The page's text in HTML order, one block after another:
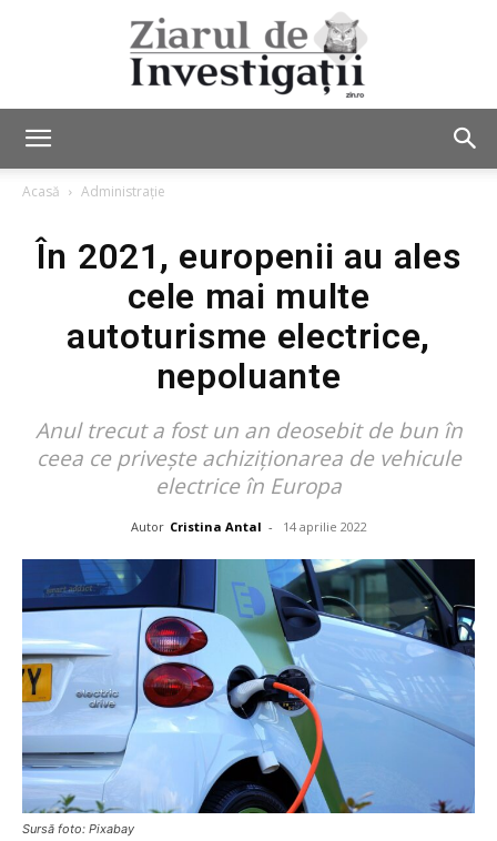
de
Acasă Administrație
În 2021, europenii au ales
cele mai multe
autoturisme electrice,
nepoluante
Anul trecut a fost un an deosebit de bun în
ceea ce privește achiziționarea de vehicule
electrice în Europa
Autor Cristina Antal - 14 aprilie 2022
Sursă foto: Pixabay